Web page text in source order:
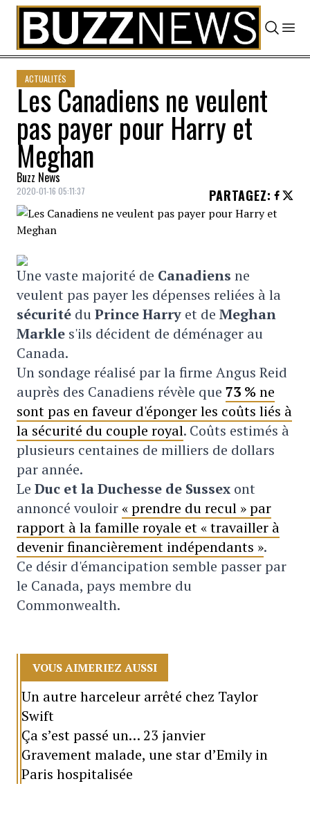
Skip to content
ACTUALITÉS
Les Canadiens ne veulent
pas payer pour Harry et
Meghan
Buzz News
2020-01-16 05:11:37 PARTAGEZ:
Une vaste majorité de Canadiens ne
veulent pas payer les dépenses reliées à la
sécurité duPrince Harry et de Meghan
Markle s'ils décident de déménager au
Canada.
Un sondage réalisé par la firme Angus Reid
auprès des Canadiens révèle que 73 %ne
sont pas en faveur d'éponger les coûts liés à
la sécurité du couple royal. Coûts estimés à
plusieurs centaines de milliers de dollars
par année.
Le Duc et la Duchesse de Sussex ont
annoncé vouloir« prendre du recul » par
rapport à la famille royale et « travailler à
devenir financièrement indépendants ».
Ce désir d'émancipation semble passer par
le Canada, pays membre du
Commonwealth.
VOUS AIMERIEZ AUSSI
Un autre harceleur arrêté chez Taylor
Swift
Ça s’est passé un… 23 janvier
Gravement malade, une star d’Emily in
Paris hospitalisée